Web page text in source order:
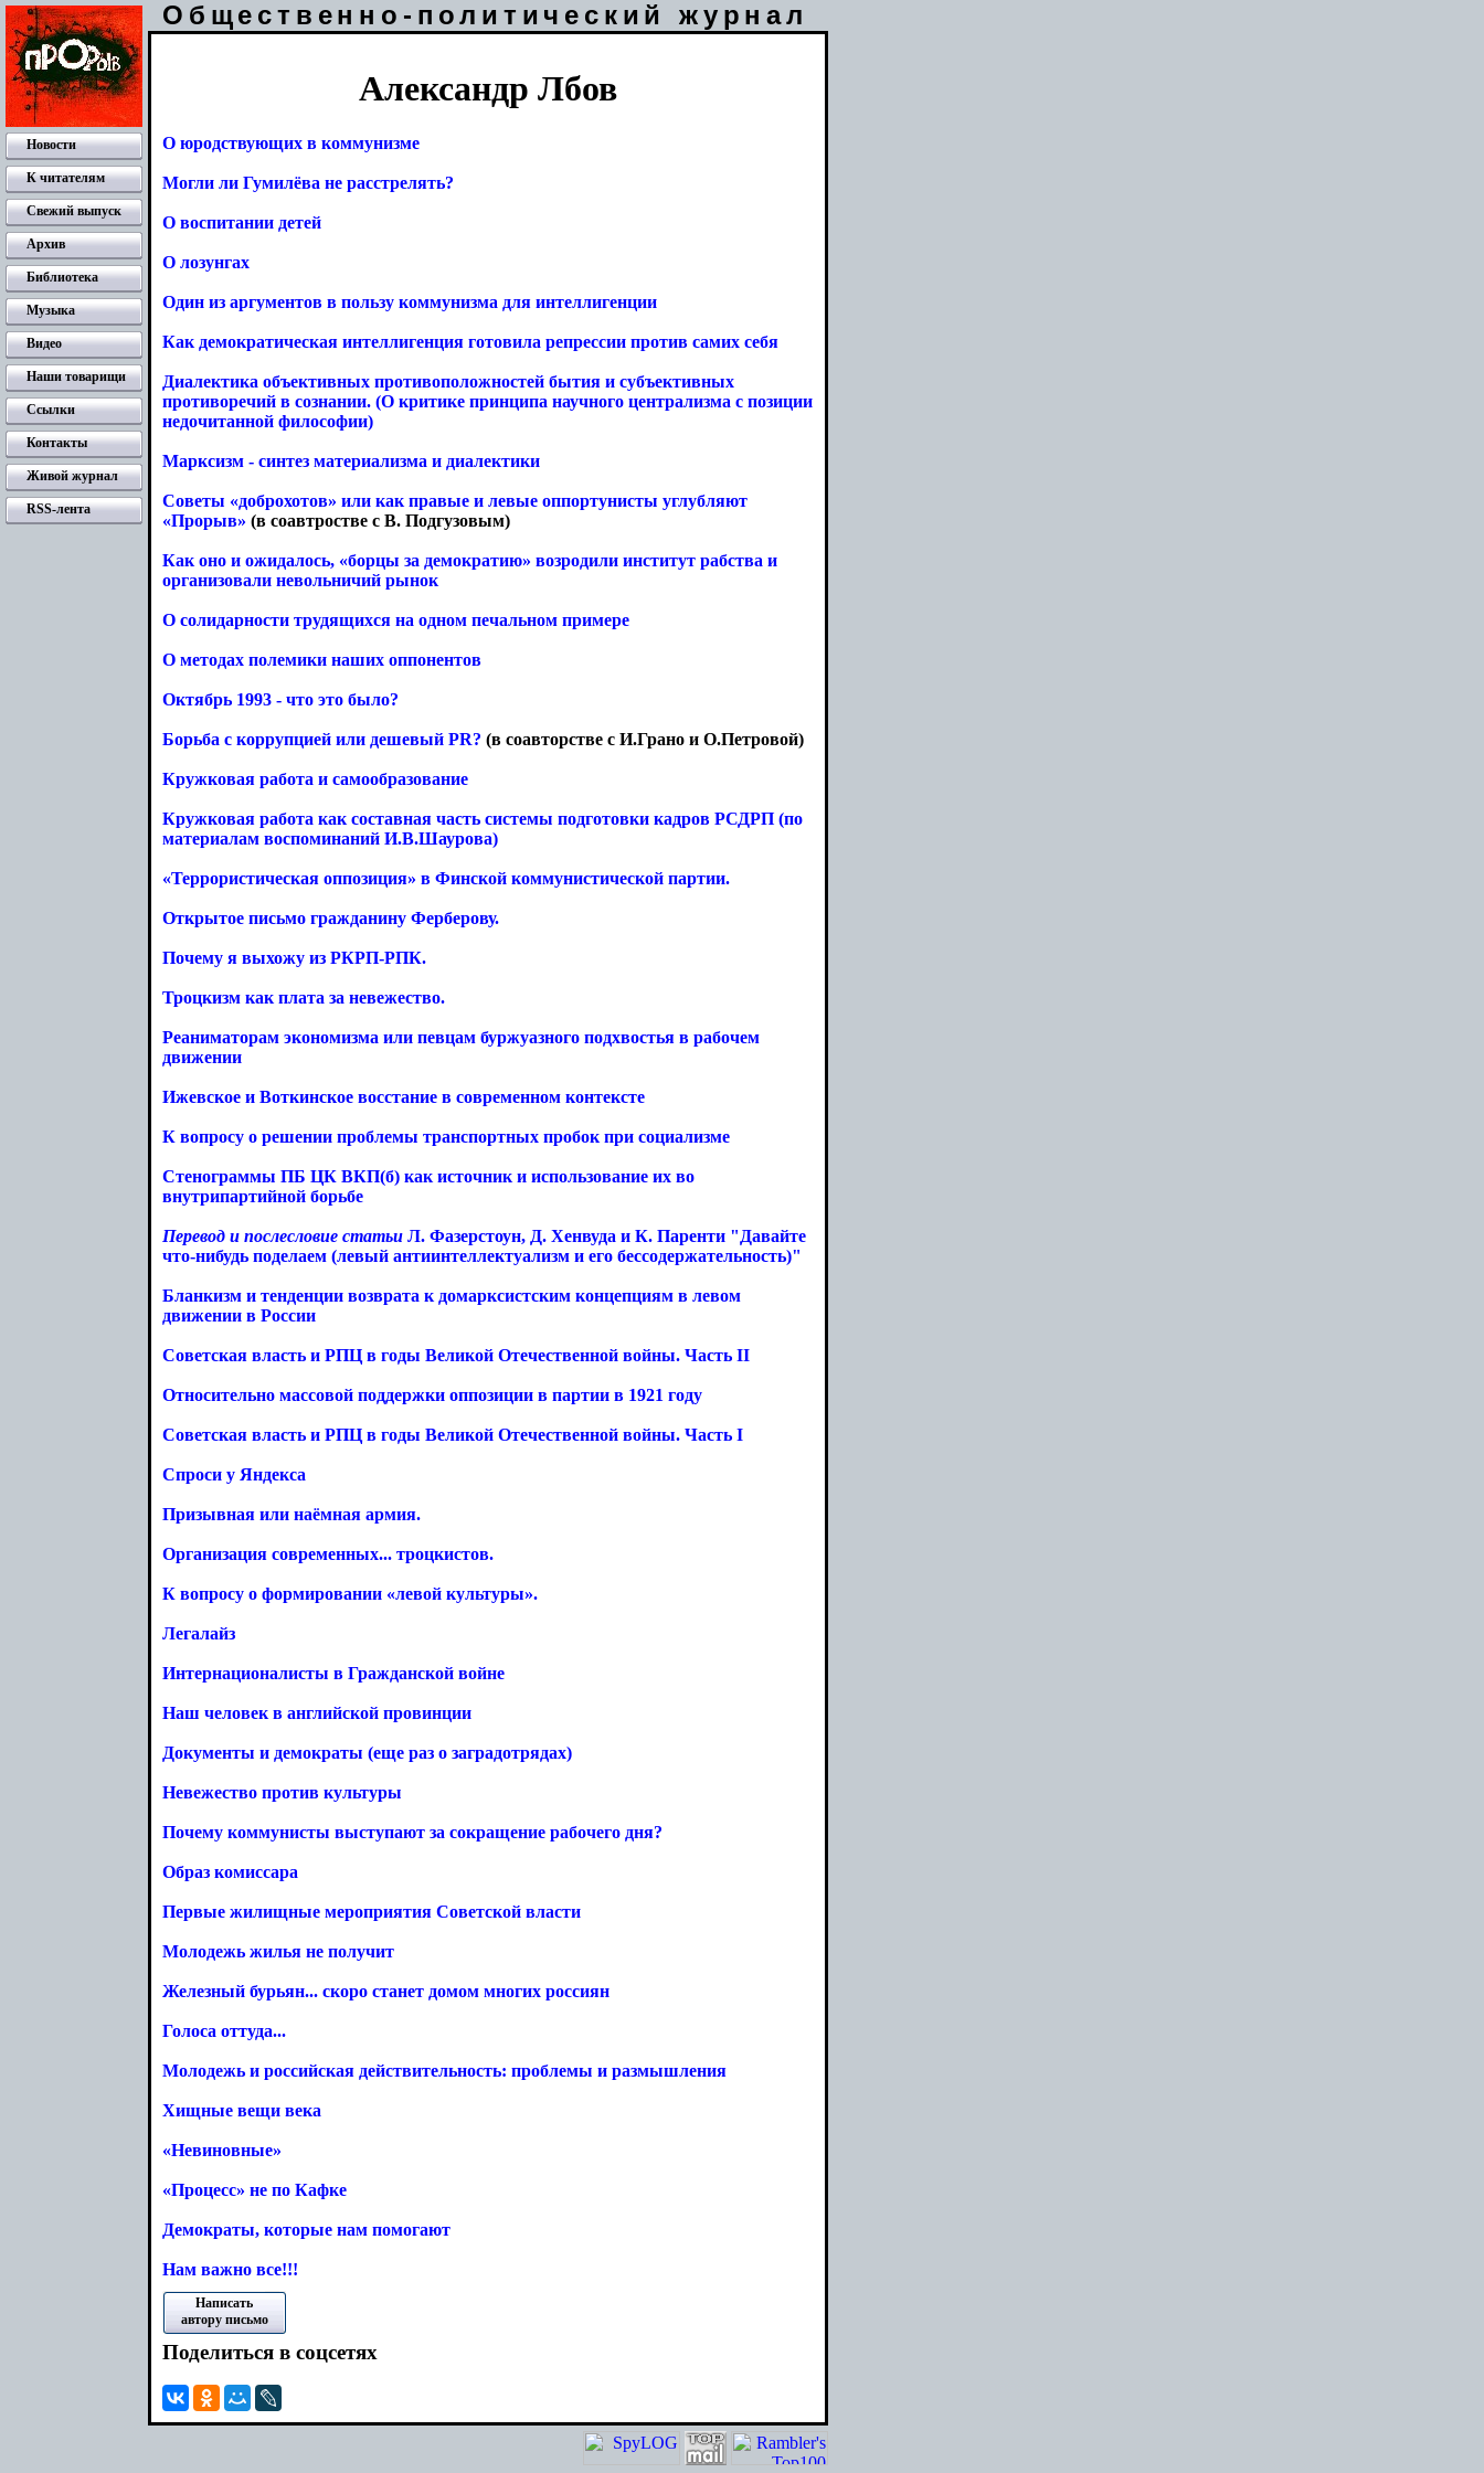
Общественно-политический журнал
Александр Лбов
О юродствующих в коммунизме
Могли ли Гумилёва не расстрелять?
О воспитании детей
О лозунгах
Один из аргументов в пользу коммунизма для интеллигенции
Как демократическая интеллигенция готовила репрессии против самих себя
Диалектика объективных противоположностей бытия и субъективных
противоречий в сознании. (О критике принципа научного централизма с позиции
недочитанной философии)
Марксизм - синтез материализма и диалектики
Советы «доброхотов» или как правые и левые оппортунисты углубляют
«Прорыв» (в соавтростве с В. Подгузовым)
Как оно и ожидалось, «борцы за демократию» возродили институт рабства и
организовали невольничий рынок
О солидарности трудящихся на одном печальном примере
О методах полемики наших оппонентов
Октябрь 1993 - что это было?
Борьба с коррупцией или дешевый PR? (в соавторстве с И.Грано и О.Петровой)
Кружковая работа и самообразование
Кружковая работа как составная часть системы подготовки кадров РСДРП (по
материалам воспоминаний И.В.Шаурова)
«Террористическая оппозиция» в Финской коммунистической партии.
Открытое письмо гражданину Ферберову.
Почему я выхожу из РКРП-РПК.
Троцкизм как плата за невежество.
Реаниматорам экономизма или певцам буржуазного подхвостья в рабочем
движении
Ижевское и Воткинское восстание в современном контексте
К вопросу о решении проблемы транспортных пробок при социализме
Стенограммы ПБ ЦК ВКП(б) как источник и использование их во
внутрипартийной борьбе
Перевод и послесловие статьи Л. Фазерстоун, Д. Хенвуда и К. Паренти "Давайте
что-нибудь поделаем (левый антиинтеллектуализм и его бессодержательность)"
Бланкизм и тенденции возврата к домарксистским концепциям в левом
движении в России
Советская власть и РПЦ в годы Великой Отечественной войны. Часть II
Относительно массовой поддержки оппозиции в партии в 1921 году
Советская власть и РПЦ в годы Великой Отечественной войны. Часть I
Спроси у Яндекса
Призывная или наёмная армия.
Организация современных... троцкистов.
К вопросу о формировании «левой культуры».
Легалайз
Интернационалисты в Гражданской войне
Наш человек в английской провинции
Документы и демократы (еще раз о заградотрядах)
Невежество против культуры
Почему коммунисты выступают за сокращение рабочего дня?
Образ комиссара
Первые жилищные мероприятия Советской власти
Молодежь жилья не получит
Железный бурьян... скоро станет домом многих россиян
Голоса оттуда...
Молодежь и российская действительность: проблемы и размышления
Хищные вещи века
«Невиновные»
«Процесс» не по Кафке
Демократы, которые нам помогают
Нам важно все!!!
Написать
автору письмо
Поделиться в соцсетях
Новости
К читателям
Свежий выпуск
Архив
Библиотека
Музыка
Видео
Наши товарищи
Ссылки
Контакты
Живой журнал
RSS-лента